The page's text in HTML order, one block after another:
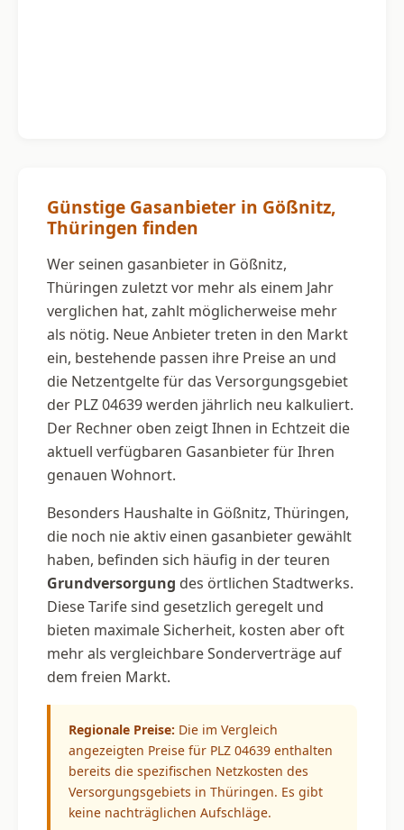
Günstige Gasanbieter in Gößnitz,
Thüringen finden
Wer seinen gasanbieter in Gößnitz,
Thüringen zuletzt vor mehr als einem Jahr
verglichen hat, zahlt möglicherweise mehr
als nötig. Neue Anbieter treten in den Markt
ein, bestehende passen ihre Preise an und
die Netzentgelte für das Versorgungsgebiet
der PLZ 04639 werden jährlich neu kalkuliert.
Der Rechner oben zeigt Ihnen in Echtzeit die
aktuell verfügbaren Gasanbieter für Ihren
genauen Wohnort.
Besonders Haushalte in Gößnitz, Thüringen,
die noch nie aktiv einen gasanbieter gewählt
haben, befinden sich häufig in der teuren
Grundversorgung des örtlichen Stadtwerks.
Diese Tarife sind gesetzlich geregelt und
bieten maximale Sicherheit, kosten aber oft
mehr als vergleichbare Sonderverträge auf
dem freien Markt.
Regionale Preise: Die im Vergleich
angezeigten Preise für PLZ 04639 enthalten
bereits die spezifischen Netzkosten des
Versorgungsgebiets in Thüringen. Es gibt
keine nachträglichen Aufschläge.